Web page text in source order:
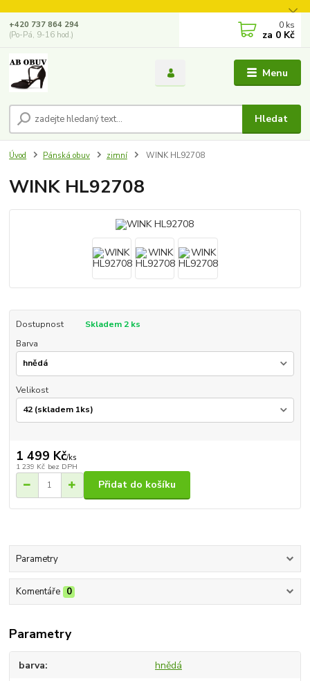
Menu
Hledat
+420 737 864 294
(Po-Pá, 9-16 hod.)
0 ks
za 0 Kč
Úvod Pánská obuv zimní WINK HL92708
WINK HL92708
Dostupnost
Skladem 2 ks
Barva
Velikost
1 499 Kč/ks
1 239 Kč bez DPH
Přidat do košíku
Parametry
Komentáře 0
Parametry
barva hnědá